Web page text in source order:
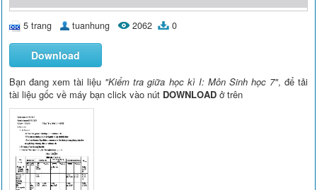
5 trang tuanhung 2062 0
Download
Bạn đang xem tài liệu "Kiểm tra giữa học kì I: Môn Sinh học 7", để tải
tài liệu gốc về máy bạn click vào nút DOWNLOAD ở trên